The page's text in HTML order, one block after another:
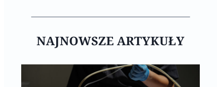
NAJNOWSZE ARTYKUŁY